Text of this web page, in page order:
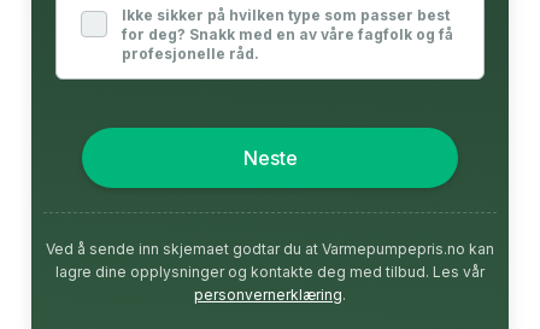
Ikke sikker på hvilken type som passer best
for deg? Snakk med en av våre fagfolk og få
profesjonelle råd.
Neste
Ved å sende inn skjemaet godtar du at Varmepumpepris.no kan
lagre dine opplysninger og kontakte deg med tilbud. Les vår
personvernerklæring.